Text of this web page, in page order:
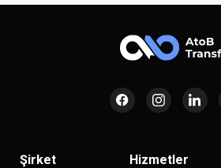
Şirket Hizmetler